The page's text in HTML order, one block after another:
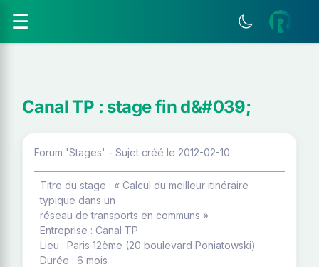
☰
Canal TP : stage fin d&#039;
Forum 'Stages' - Sujet créé le 2012-02-10
Titre du stage : « Calcul du meilleur itinéraire
typique dans un
réseau de transports en communs »
Entreprise : Canal TP
Lieu : Paris 12ème (20 boulevard Poniatowski)
Durée : 6 mois